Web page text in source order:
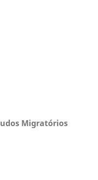
Migratórios